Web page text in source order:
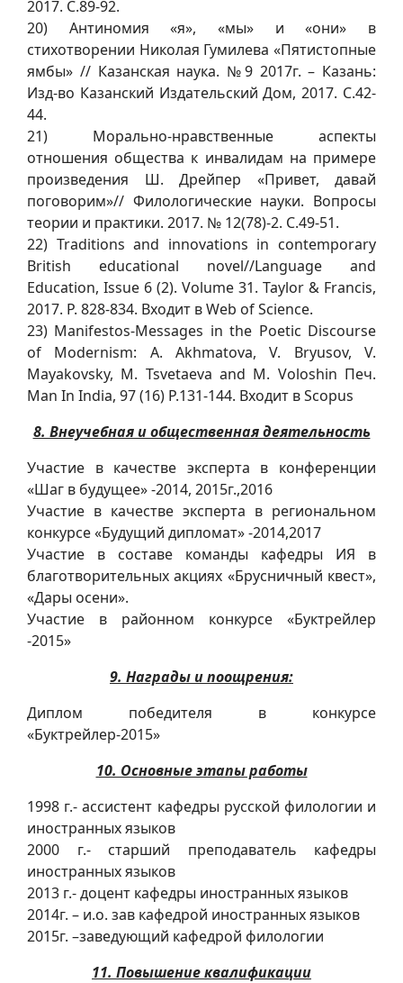
2017. С.89-92.
20) Антиномия «я», «мы» и «они» в
стихотворении Николая Гумилева «Пятистопные
ямбы» // Казанская наука. №9 2017г. – Казань:
Изд-во Казанский Издательский Дом, 2017. С.42-
44.
21) Морально-нравственные аспекты
отношения общества к инвалидам на примере
произведения Ш. Дрейпер «Привет, давай
поговорим»// Филологические науки. Вопросы
теории и практики. 2017. № 12(78)-2. С.49-51.
22) Traditions and innovations in contemporary
British educational novel//Language and
Education, Issue 6 (2). Volume 31. Taylor & Francis,
2017. Р. 828-834. Входит в Web of Science.
23) Manifestos-Messages in the Poetic Discourse
of Modernism: A. Akhmatova, V. Bryusov, V.
Mayakovsky, M. Tsvetaeva and M. Voloshin Печ.
Man In India, 97 (16) Р.131-144. Входит в Scopus
8. Внеучебная и общественная деятельность
Участие в качестве эксперта в конференции
«Шаг в будущее» -2014, 2015г.,2016
Участие в качестве эксперта в региональном
конкурсе «Будущий дипломат» -2014,2017
Участие в составе команды кафедры ИЯ в
благотворительных акциях «Брусничный квест»,
«Дары осени».
Участие в районном конкурсе «Буктрейлер
-2015»
9. Награды и поощрения:
Диплом победителя в конкурсе
«Буктрейлер-2015»
10. Основные этапы работы
1998 г.- ассистент кафедры русской филологии и
иностранных языков
2000 г.- старший преподаватель кафедры
иностранных языков
2013 г.- доцент кафедры иностранных языков
2014г. – и.о. зав кафедрой иностранных языков
2015г. –заведующий кафедрой филологии
11. Повышение квалификации